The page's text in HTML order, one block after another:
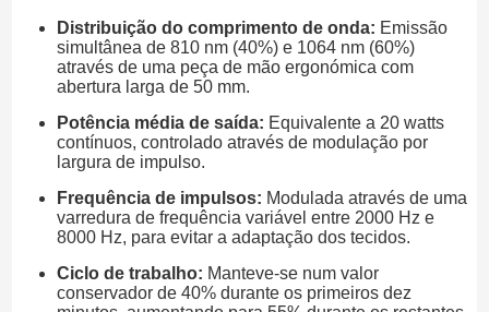
Distribuição do comprimento de onda: Emissão
simultânea de 810 nm (40%) e 1064 nm (60%)
através de uma peça de mão ergonómica com
abertura larga de 50 mm.
Potência média de saída: Equivalente a 20 watts
contínuos, controlado através de modulação por
largura de impulso.
Frequência de impulsos: Modulada através de uma
varredura de frequência variável entre 2000 Hz e
8000 Hz, para evitar a adaptação dos tecidos.
Ciclo de trabalho: Manteve-se num valor
conservador de 40% durante os primeiros dez